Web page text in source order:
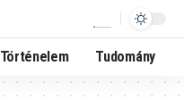
Történelem Tudomány